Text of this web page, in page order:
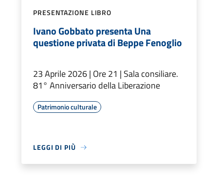
PRESENTAZIONE LIBRO
Ivano Gobbato presenta Una
questione privata di Beppe Fenoglio
23 Aprile 2026 | Ore 21 | Sala consiliare.
81° Anniversario della Liberazione
Patrimonio culturale
LEGGI DI PIÙ